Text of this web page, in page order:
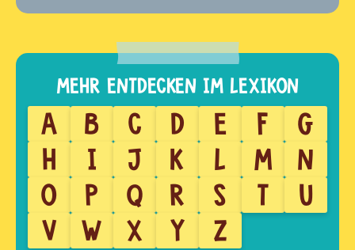
A B C D E F
G
H
I J K L M
N
O
P Q R S T
U
V
W X Y Z